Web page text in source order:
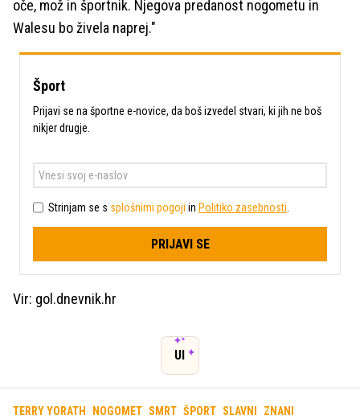
oče, mož in športnik. Njegova predanost nogometu in
Walesu bo živela naprej."
Šport
Prijavi se na športne e-novice, da boš izvedel stvari, ki jih ne boš
nikjer drugje.
Strinjam se s splošnimi pogoji in Politiko zasebnosti
PRIJAVI SE
Vir: gol.dnevnik.hr
UI
TERRY YORATH NOGOMET SMRT ŠPORT SLAVNI ZNANI